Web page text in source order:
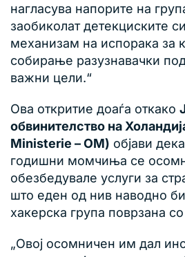
нагласува напорите на
заобиколат детекциските
механизам на испорака за
собирање разузнавачки
важни цели.“
Ова откритие доаѓа откако
обвинителство на
Ministerie – OM) објави
годишни момчиња се
обезбедувале услуги за
што еден од нив наводно
хакерска група поврзана
„Овој осомничен им дал